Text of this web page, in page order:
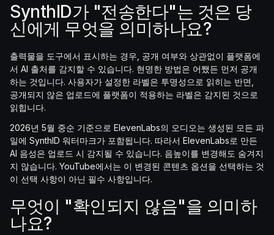
SynthID가 "전송한다"는 것은 당
신에게 무엇을 의미하나요?
출력물을 도구에서 표시하는 경우, 공개 여부와 상관없이 플랫폼에
서 AI 출처를 감지할 수 있습니다. 현명한 방법은 어쨌든 먼저 공개
하는 것입니다. 사용자가 설정한 라벨은 투명성으로 읽히는 반면,
공개되지 않은 업로드에 플랫폼이 적용하는 라벨은 감지된 것으로
읽힙니다.
2026년 5월 중순 기준으로 ElevenLabs의 오디오는 생성된 모든 파
일에 SynthID 워터마크가 포함됩니다. 따라서 ElevenLabs로 만든
AI 음성은 업로드 시 감지될 수 있습니다. 음높이를 변경해도 숨겨지
지 않습니다. YouTube에서는 이 변경된 콘텐츠 옵션을 선택하는 것
이 선택 사항이 아닌 필수 사항입니다.
무엇이 "확인되지 않음"을 의미하
나요?